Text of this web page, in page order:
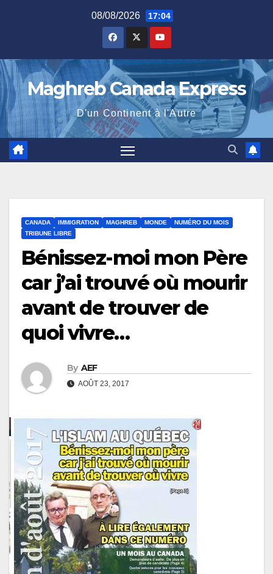
08/08/2026 17:04
Maghreb Canada Express
D'un Continent à l'Autre
CANADA IMMIGRATION MAGHREB MONDE
NUMÉRO DU MOIS
TRIBUNE LIBRE
Bénissez-moi mon Père
car j’ai trouvé où mourir
avant de trouver de
quoi vivre…
By AEF
AOÛT 23, 2017